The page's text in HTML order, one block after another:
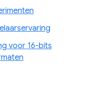
voor 16-bits